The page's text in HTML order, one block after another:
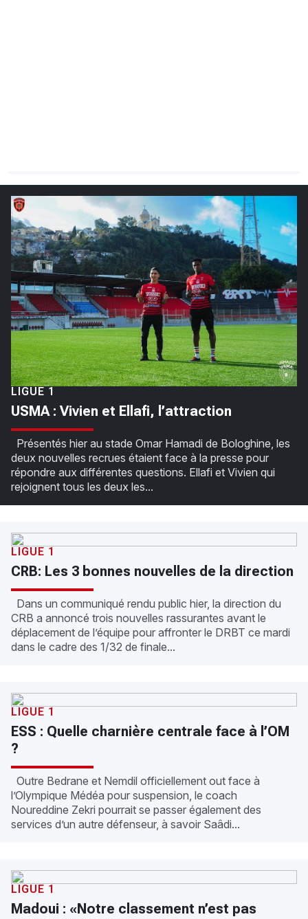
LIGUE 1
USMA : Vivien et Ellafi, l’attraction
Présentés hier au stade Omar Hamadi de Bologhine, les
deux nouvelles recrues étaient face à la presse pour
répondre aux différentes questions. Ellafi et Vivien qui
rejoignent tous les deux les...
LIGUE 1
CRB: Les 3 bonnes nouvelles de la direction
Dans un communiqué rendu public hier, la direction du
CRB a annoncé trois nouvelles rassurantes avant le
déplacement de l’équipe pour affronter le DRBT ce mardi
dans le cadre des 1/32 de finale...
LIGUE 1
ESS : Quelle charnière centrale face à l’OM
?
Outre Bedrane et Nemdil officiellement out face à
l’Olympique Médéa pour suspension, le coach
Noureddine Zekri pourrait se passer également des
services d’un autre défenseur, à savoir Saâdi...
LIGUE 1
Madoui : «Notre classement n’est pas